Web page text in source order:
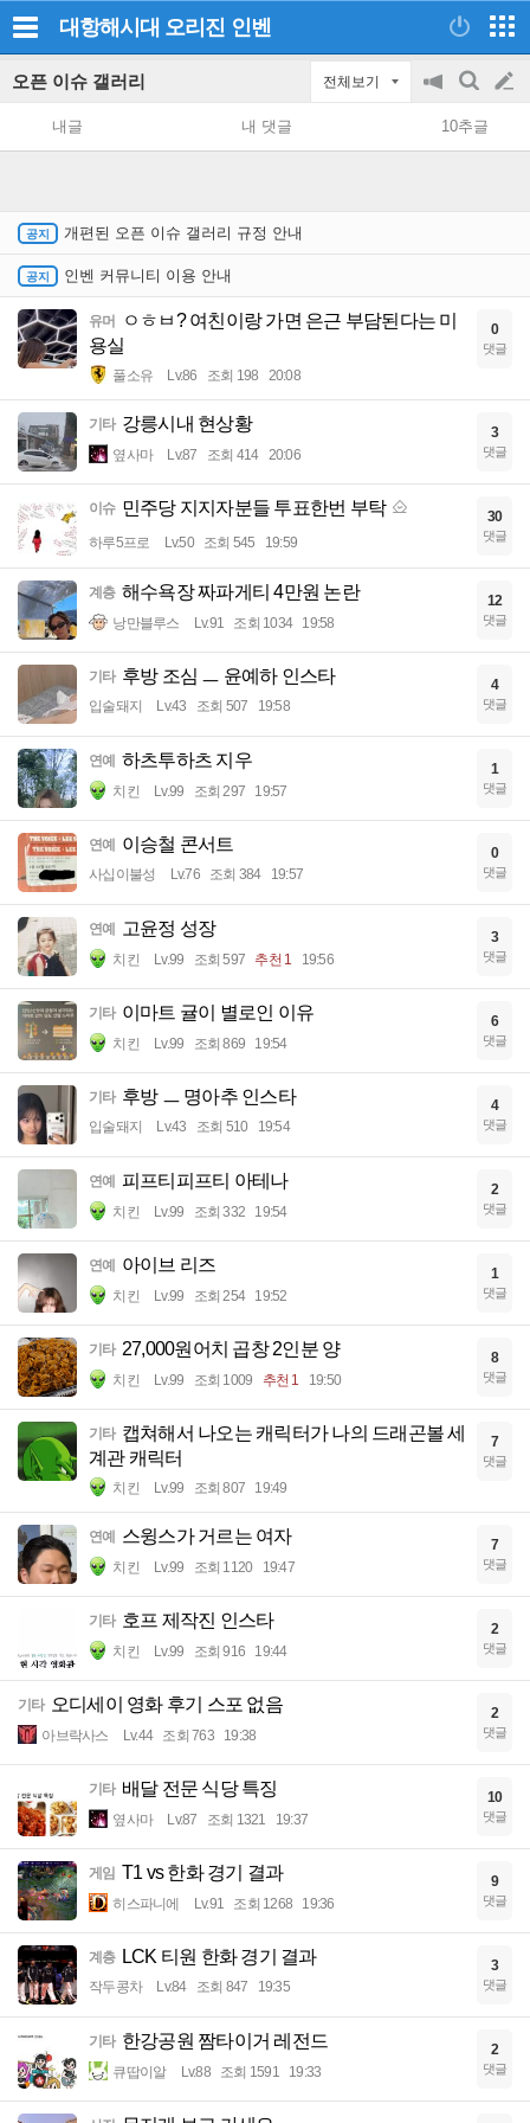
대항해시대 오리진 인벤
오픈 이슈 갤러리 전체보기
공
지
on/off
검
색
글
쓰
내글 내 댓글 10추글
개편된 오픈 이슈 갤러리 규정 안내
인벤 커뮤니티 이용 안내
유머
ㅇㅎㅂ? 여친이랑 가면 은근 부담된다는 미
용실
풀소유 Lv.86 조회 198 20:08
0
댓글
기타 강릉시내 현상황
옆사마 Lv.87 조회 414 20:06
3
댓글
이슈 민주당 지지자분들 투표한번 부탁
하루5프로 Lv.50 조회 545 19:59
30
댓글
계층 해수욕장 짜파게티 4만원 논란
낭만블루스 Lv.91 조회 1034 19:58
12
댓글
기타 후방 조심 ㅡ 윤예하 인스타
입술돼지 Lv.43 조회 507 19:58
4
댓글
연예 하츠투하츠 지우
치킨 Lv.99 조회 297 19:57
1
댓글
연예 이승철 콘서트
사십이불성 Lv.76 조회 384 19:57
0
댓글
연예 고윤정 성장
치킨 Lv.99 조회 597 추천 1 19:56
3
댓글
기타 이마트 귤이 별로인 이유
치킨 Lv.99 조회 869 19:54
6
댓글
기타 후방 ㅡ 명아추 인스타
입술돼지 Lv.43 조회 510 19:54
4
댓글
연예 피프티피프티 아테나
치킨 Lv.99 조회 332 19:54
2
댓글
연예 아이브 리즈
치킨 Lv.99 조회 254 19:52
1
댓글
기타 27,000원어치 곱창 2인분 양
치킨 Lv.99 조회 1009 추천 1 19:50
8
댓글
기타 캡쳐해서 나오는 캐릭터가 나의 드래곤볼 세
계관 캐릭터
치킨 Lv.99 조회 807 19:49
7
댓글
연예 스윙스가 거르는 여자
치킨 Lv.99 조회 1120 19:47
7
댓글
기타 호프 제작진 인스타
치킨 Lv.99 조회 916 19:44
2
댓글
기타 오디세이 영화 후기 스포 없음
아브락사스 Lv.44 조회 763 19:38
2
댓글
기타 배달 전문 식당 특징
옆사마 Lv.87 조회 1321 19:37
10
댓글
게임 T1 vs 한화 경기 결과
히스파니에 Lv.91 조회 1268 19:36
9
댓글
계층 LCK 티원 한화 경기 결과
작두콩차 Lv.84 조회 847 19:35
3
댓글
기타 한강공원 짬타이거 레전드
큐땁이알 Lv.88 조회 1591 19:33
2
댓글